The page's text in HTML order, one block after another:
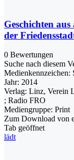
Geschichten
der
0 Bewertungen
Suche nach diesem
Medienkennzeichen:
Jahr: 2014
Verlag: Linz, Verein
; Radio FRO
Mediengruppe: Print
Zum Download von
Tab geöffnet
lädt